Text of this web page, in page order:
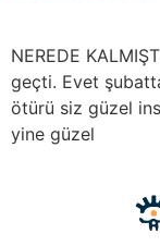
NEREDE
geçti. Evet
ötürü siz güzel
yine güzel